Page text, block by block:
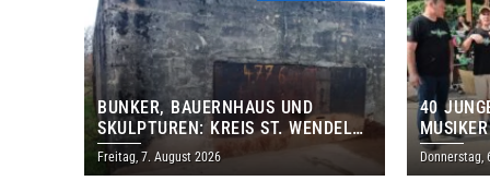
BUNKER, BAUERNHAUS UND
SKULPTUREN: KREIS ST. WENDEL
LÄDT ZUM TAG DES OFFENEN
DENKMALS EIN
Freitag, 7. August 2026
40
THOLEY
Donnerstag,